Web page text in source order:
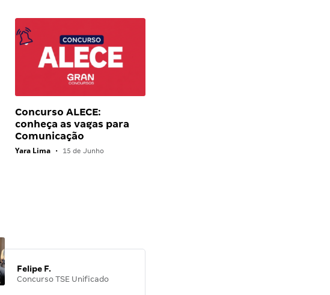
Concurso ALECE:
conheça as vagas para
Comunicação
Yara Lima • 15 de Junho
Felipe F.
Concurso TSE Unificado